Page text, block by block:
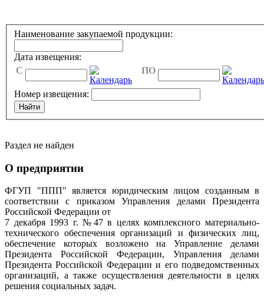
Наименование закупаемой продукции:
Дата извещения:
C
ПО
Номер извещения:
Раздел не найден
О предприятии
ФГУП "ППП" является юридическим лицом созданным в
соответствии с приказом Управления делами Президента
Российской Федерации от
7 декабря 1993 г. №47 в целях комплексного материально-
технического обеспечения организаций и физических лиц,
обеспечение которых возложено на Управление делами
Президента Российской Федерации, Управления делами
Президента Российской Федерации и его подведомственных
организаций, а также осуществления деятельности в целях
решения социальных задач.